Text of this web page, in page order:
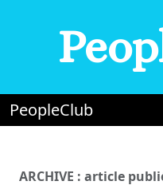
PeopleClub
ARCHIVE : article